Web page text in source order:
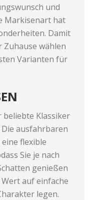
und
Markisenart hat
Damit
wählen
Varianten für
Klassiker
ausfahrbaren
flexible
Sie je nach
genießen
auf einfache
legen.